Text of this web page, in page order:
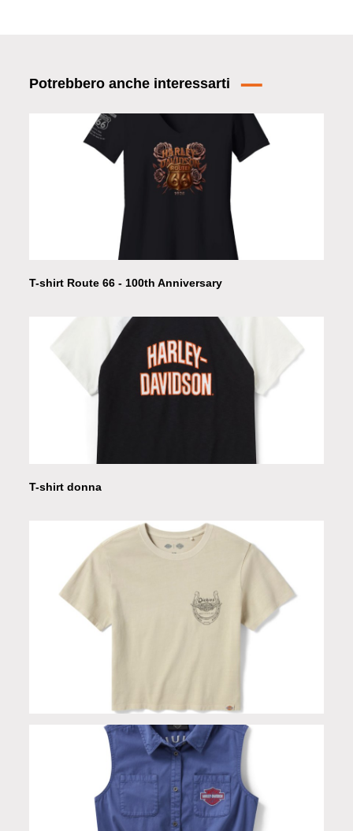
Potrebbero anche interessarti
T-shirt Route 66 - 100th Anniversary
T-shirt donna